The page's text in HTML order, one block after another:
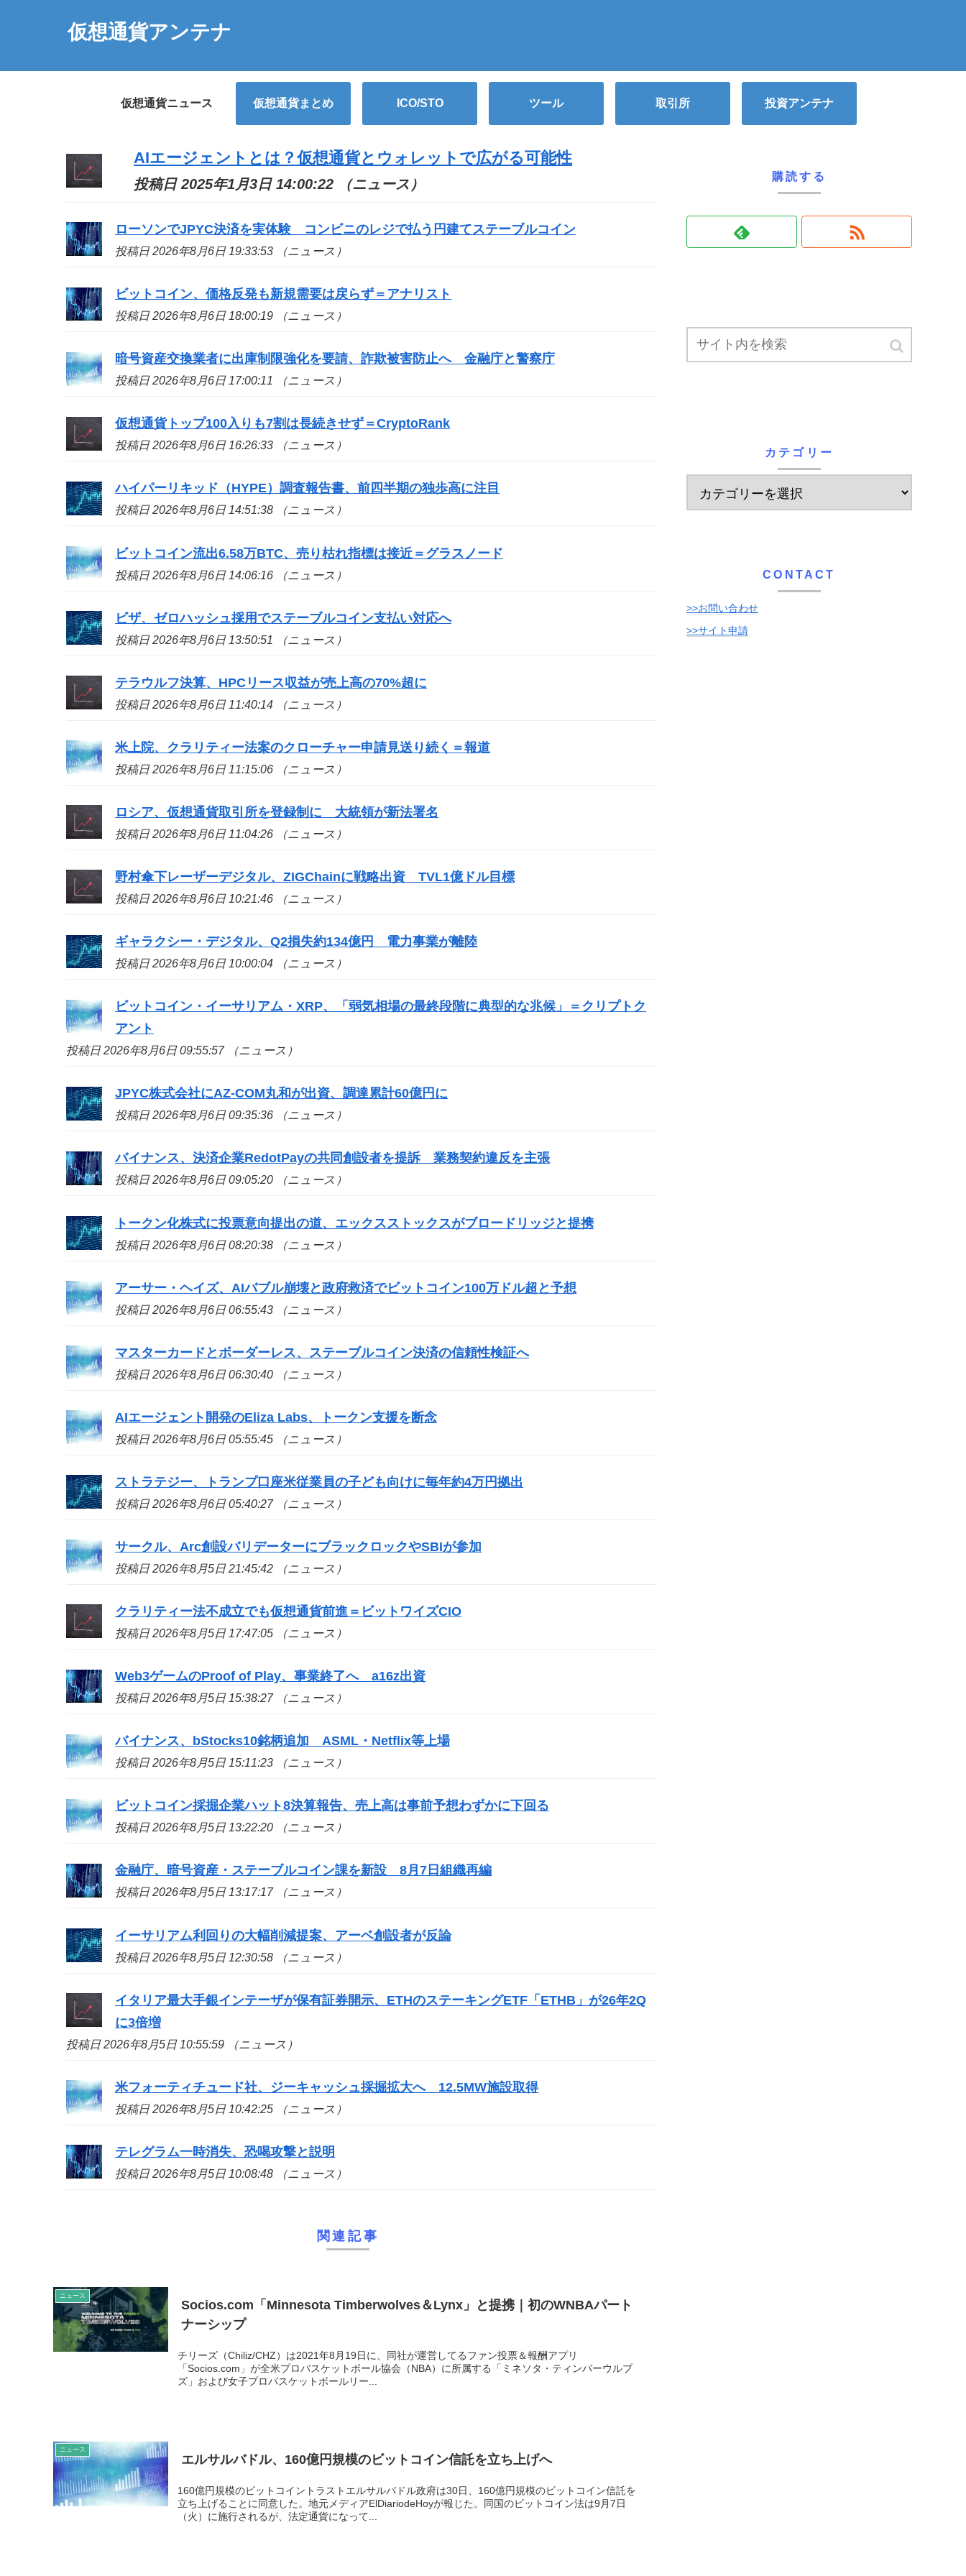
仮想通貨アンテナ
仮想通貨ニュース 仮想通貨まとめ ICO/STO ツール 取引所 投資アンテナ
AIエージェントとは？仮想通貨とウォレットで広がる可能性
投稿日 2025年1月3日 14:00:22 （ニュース）
ローソンでJPYC決済を実体験 コンビニのレジで払う円建てステーブルコイン
投稿日 2026年8月6日 19:33:53 （ニュース）
ビットコイン、価格反発も新規需要は戻らず＝アナリスト
投稿日 2026年8月6日 18:00:19 （ニュース）
暗号資産交換業者に出庫制限強化を要請、詐欺被害防止へ 金融庁と警察庁
投稿日 2026年8月6日 17:00:11 （ニュース）
仮想通貨トップ100入りも7割は長続きせず＝CryptoRank
投稿日 2026年8月6日 16:26:33 （ニュース）
ハイパーリキッド（HYPE）調査報告書、前四半期の独歩高に注目
投稿日 2026年8月6日 14:51:38 （ニュース）
ビットコイン流出6.58万BTC、売り枯れ指標は接近＝グラスノード
投稿日 2026年8月6日 14:06:16 （ニュース）
ビザ、ゼロハッシュ採用でステーブルコイン支払い対応へ
投稿日 2026年8月6日 13:50:51 （ニュース）
テラウルフ決算、HPCリース収益が売上高の70%超に
投稿日 2026年8月6日 11:40:14 （ニュース）
米上院、クラリティー法案のクローチャー申請見送り続く＝報道
投稿日 2026年8月6日 11:15:06 （ニュース）
ロシア、仮想通貨取引所を登録制に 大統領が新法署名
投稿日 2026年8月6日 11:04:26 （ニュース）
野村傘下レーザーデジタル、ZIGChainに戦略出資 TVL1億ドル目標
投稿日 2026年8月6日 10:21:46 （ニュース）
ギャラクシー・デジタル、Q2損失約134億円 電力事業が離陸
投稿日 2026年8月6日 10:00:04 （ニュース）
ビットコイン・イーサリアム・XRP、「弱気相場の最終段階に典型的な兆候」＝クリプトク
アント
投稿日 2026年8月6日 09:55:57 （ニュース）
JPYC株式会社にAZ-COM丸和が出資、調達累計60億円に
投稿日 2026年8月6日 09:35:36 （ニュース）
バイナンス、決済企業RedotPayの共同創設者を提訴 業務契約違反を主張
投稿日 2026年8月6日 09:05:20 （ニュース）
トークン化株式に投票意向提出の道、エックスストックスがブロードリッジと提携
投稿日 2026年8月6日 08:20:38 （ニュース）
アーサー・ヘイズ、AIバブル崩壊と政府救済でビットコイン100万ドル超と予想
投稿日 2026年8月6日 06:55:43 （ニュース）
マスターカードとボーダーレス、ステーブルコイン決済の信頼性検証へ
投稿日 2026年8月6日 06:30:40 （ニュース）
AIエージェント開発のEliza Labs、トークン支援を断念
投稿日 2026年8月6日 05:55:45 （ニュース）
ストラテジー、トランプ口座米従業員の子ども向けに毎年約4万円拠出
投稿日 2026年8月6日 05:40:27 （ニュース）
サークル、Arc創設バリデーターにブラックロックやSBIが参加
投稿日 2026年8月5日 21:45:42 （ニュース）
クラリティー法不成立でも仮想通貨前進＝ビットワイズCIO
投稿日 2026年8月5日 17:47:05 （ニュース）
Web3ゲームのProof of Play、事業終了へ a16z出資
投稿日 2026年8月5日 15:38:27 （ニュース）
バイナンス、bStocks10銘柄追加 ASML・Netflix等上場
投稿日 2026年8月5日 15:11:23 （ニュース）
ビットコイン採掘企業ハット8決算報告、売上高は事前予想わずかに下回る
投稿日 2026年8月5日 13:22:20 （ニュース）
金融庁、暗号資産・ステーブルコイン課を新設 8月7日組織再編
投稿日 2026年8月5日 13:17:17 （ニュース）
イーサリアム利回りの大幅削減提案、アーベ創設者が反論
投稿日 2026年8月5日 12:30:58 （ニュース）
イタリア最大手銀インテーザが保有証券開示、ETHのステーキングETF「ETHB」が26年2Q
に3倍増
投稿日 2026年8月5日 10:55:59 （ニュース）
米フォーティチュード社、ジーキャッシュ採掘拡大へ 12.5MW施設取得
投稿日 2026年8月5日 10:42:25 （ニュース）
テレグラム一時消失、恐喝攻撃と説明
投稿日 2026年8月5日 10:08:48 （ニュース）
関連記事
ニュース
Socios.com「Minnesota Timberwolves＆Lynx」と提携｜初のWNBAパート
ナーシップ
チリーズ（Chiliz/CHZ）は2021年8月19日に、同社が運営してるファン投票＆報酬アプリ
「Socios.com」が全米プロバスケットボール協会（NBA）に所属する「ミネソタ・ティンバーウルブ
ズ」および女子プロバスケットボールリー...
ニュース
エルサルバドル、160億円規模のビットコイン信託を立ち上げへ
160億円規模のビットコイントラストエルサルバドル政府は30日、160億円規模のビットコイン信託を
立ち上げることに同意した。地元メディアElDiariodeHoyが報じた。同国のビットコイン法は9月7日
（火）に施行されるが、法定通貨になって...
購読する
カテゴリー
CONTACT
>>お問い合わせ
>>サイト申請